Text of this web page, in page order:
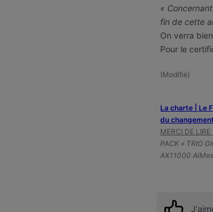
«
fin de cette
On verra
Pour le
(Modifié)
La charte | Le
du
MERCI DE LIRE
PACK « TRIO
AX11000